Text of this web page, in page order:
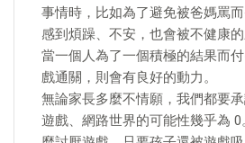
事情時，比如為了避免被爸媽罵
感到煩躁、不安，也會被不健康
當一個人為了一個積極的結果而
戲通關，則會有良好的動力。
無論家長多麼不情願，我們都要
遊戲、網路世界的可能性幾乎為